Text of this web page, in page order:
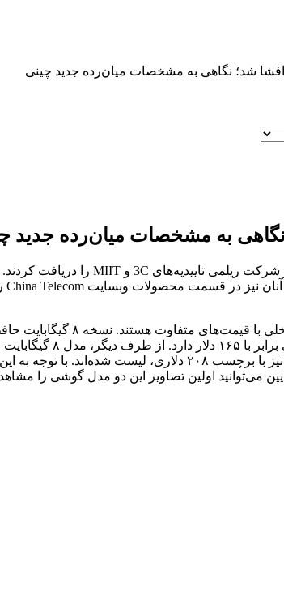
گیگابایت حافظه رم و ۱۲۸ گیگابایت حافظه داخلی
اولین تصاویر این دو مدل گوشی را